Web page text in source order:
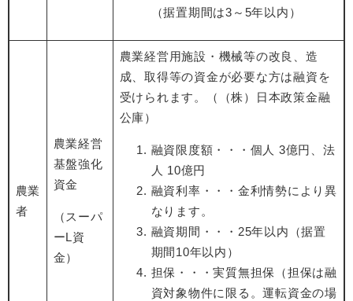
（据置期間は3～5年以内）
農業
者
農業経営
基盤強化
資金
（スーパ
ーL資
金）
農業経営用施設・機械等の改良、造
成、取得等の資金が必要な方は融資を
受けられます。（（株）日本政策金融
公庫）
融資限度額・・・個人 3億円、法
人 10億円
融資利率・・・金利情勢により異
なります。
融資期間・・・25年以内（据置
期間10年以内）
担保・・・実質無担保（担保は融
資対象物件に限る。運転資金の場